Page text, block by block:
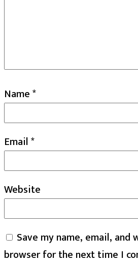
Name*
Email*
Website
Save my name, email,
browser for the next time I